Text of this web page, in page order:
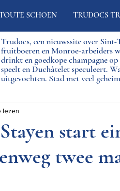
SCHOEN TRUDOCS
Trudocs, een nieuwssite over
fruitboeren en Monroe-arbeiders
drinkt en goedkope champagne
speelt en Duchâtelet speculeert.
uitgevochten. Stad met veel
start
twee
lezen